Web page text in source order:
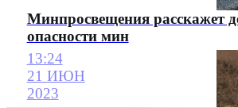
Минпросвещения расскажет
опасности мин
13:24
21 ИЮН
2023